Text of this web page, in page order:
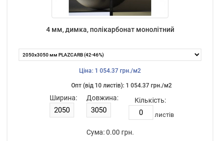
4 мм, димка, полікарбонат монолітний
Ціна: 1 054.37 грн./м2
Опт (від 10 листiв): 1 054.37 грн./м2
Ширина: Довжина: Кількість:
листiв
Сума: 0.00 грн.